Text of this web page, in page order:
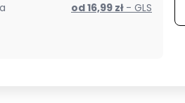
od 16,99 zł - GLS